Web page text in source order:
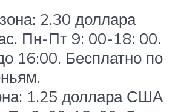
2.30 доллара
Пн-Пт 9: 00-18: 00.
16:00. Бесплатно по
1.25 доллара США